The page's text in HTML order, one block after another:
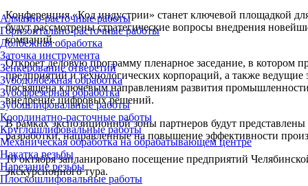
Алмазно-расточные работы
Горизонтально-расточные работы
Долбёжная обработка
Заточка инструмента
Зенкерование отверстий
Зубодолбёжная обработка
Зубофрезерная обработка
Зубошлифовальные работы
Координатно-расточные работы
Круглошлифовальные работы
Механическая обработка на обрабатывающем центре
Накатка резьбы
Нарезание резьбы
Плоскошлифовальные работы
Конференция «Код индустрии» станет ключевой площадкой
будут рассмотрены стратегические вопросы внедрения
компаний.
Откроет деловую программу пленарное заседание, в котором
предприятий и технологических корпораций, а также
посвящена ключевым направлениям развития
внедрение цифровых решений.
В рамках экспозиционной зоны партнеров будут
разработки, направленные на повышение эффективности
10 октября запланировано посещение предприятий
экскурсионного тура.